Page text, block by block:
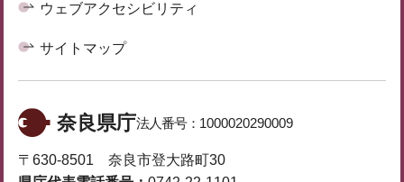
ウェブアクセシビリティ
サイトマップ
奈良県庁法人番号： 1000020290009
〒630-8501 奈良市登大路町30